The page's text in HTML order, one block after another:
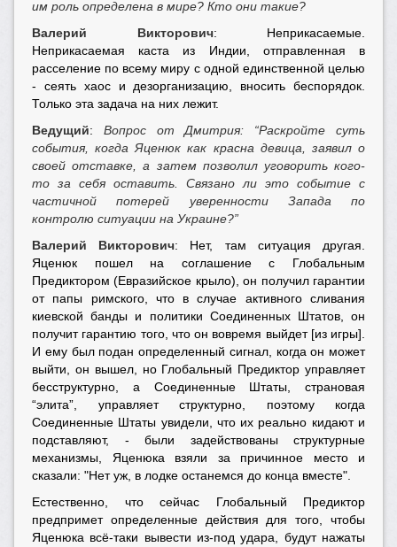
им роль определена в мире? Кто они такие?
Валерий Викторович: Неприкасаемые.
Неприкасаемая каста из Индии, отправленная в
расселение по всему миру с одной единственной целью
- сеять хаос и дезорганизацию, вносить беспорядок.
Только эта задача на них лежит.
Ведущий: Вопрос от Дмитрия: “Раскройте суть
события, когда Яценюк как красна девица, заявил о
своей отставке, а затем позволил уговорить кого-
то за себя оставить. Связано ли это событие с
частичной потерей уверенности Запада по
контролю ситуации на Украине?”
Валерий Викторович: Нет, там ситуация другая.
Яценюк пошел на соглашение с Глобальным
Предиктором (Евразийское крыло), он получил гарантии
от папы римского, что в случае активного сливания
киевской банды и политики Соединенных Штатов, он
получит гарантию того, что он вовремя выйдет [из игры].
И ему был подан определенный сигнал, когда он может
выйти, он вышел, но Глобальный Предиктор управляет
бесструктурно, а Соединенные Штаты, страновая
“элита”, управляет структурно, поэтому когда
Соединенные Штаты увидели, что их реально кидают и
подставляют, - были задействованы структурные
механизмы, Яценюка взяли за причинное место и
сказали: "Нет уж, в лодке останемся до конца вместе".
Естественно, что сейчас Глобальный Предиктор
предпримет определенные действия для того, чтобы
Яценюка всё-таки вывести из-под удара, будут нажаты